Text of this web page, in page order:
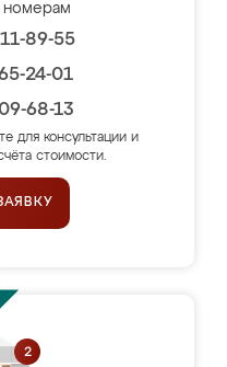
номерам
89-55
24-01
68-13
для консультации и
стоимости.